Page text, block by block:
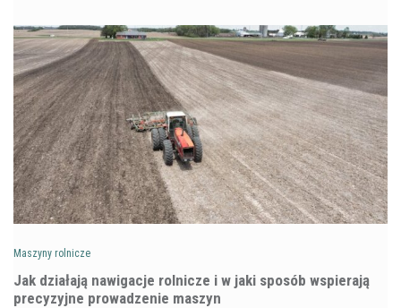
Maszyny rolnicze
Jak działają nawigacje rolnicze i w jaki sposób wspierają
precyzyjne prowadzenie maszyn